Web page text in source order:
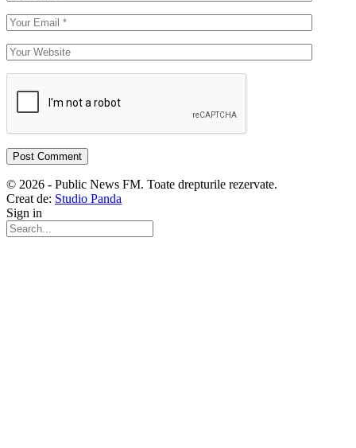
© 2026 - Public News FM. Toate drepturile rezervate.
Creat de: Studio Panda
Sign in